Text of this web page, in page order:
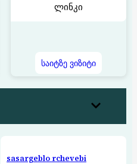
ლინკი
საიტზე ვიზიტი
sasargeblo rchevebi